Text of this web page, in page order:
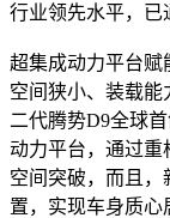
行业领先水平，已
超集成动力平台赋
空间狭小、装载
二代腾势D9全球
动力平台，通过重
空间突破，而且，
置，实现车身质心